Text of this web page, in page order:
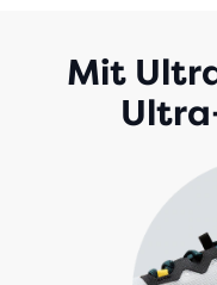
Mit